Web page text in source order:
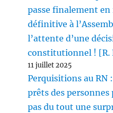
passe finalement en
définitive à
l’attente d’une
constitutionnel ! [R.
11 juillet 2025
Perquisitions au RN
prêts des personnes
pas du tout une